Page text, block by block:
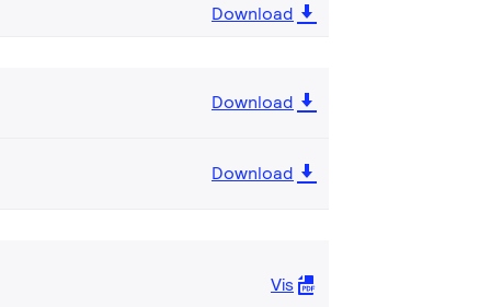
Download
Download
Download
Vis